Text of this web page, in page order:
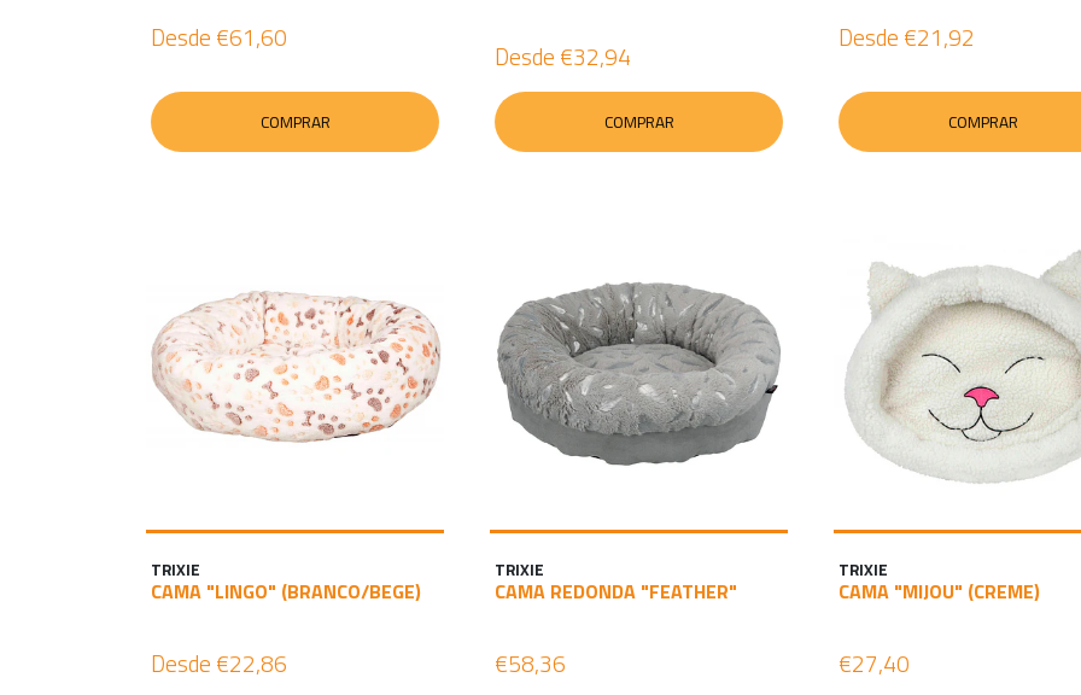
Desde €61,60
COMPRAR
Desde €32,94
COMPRAR
Desde €21,92
COMPRAR
TRIXIE
CAMA "LINGO" (BRANCO/BEGE)
Desde €22,86
TRIXIE
CAMA REDONDA "FEATHER"
€58,36
TRIXIE
CAMA "MIJOU" (CREME)
€27,40